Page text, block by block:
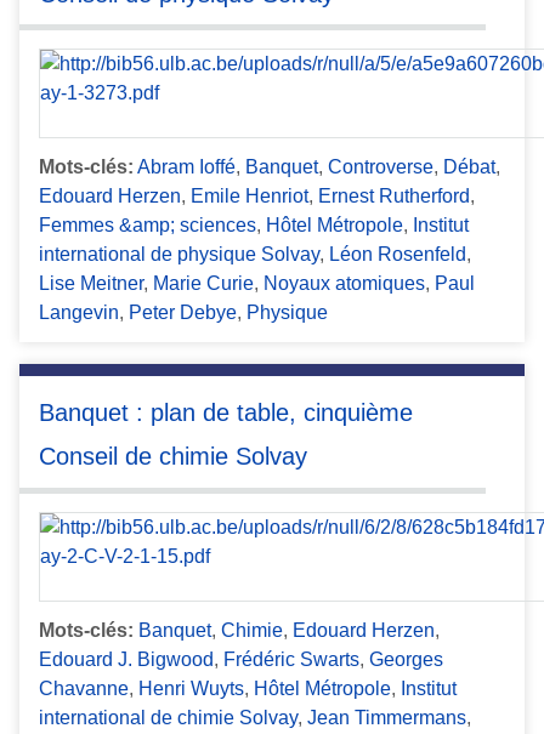
Mots-clés: Abram Ioffé, Banquet, Controverse, Débat,
Edouard Herzen, Emile Henriot, Ernest Rutherford,
Femmes &amp; sciences, Hôtel Métropole, Institut
international de physique Solvay, Léon Rosenfeld,
Lise Meitner, Marie Curie, Noyaux atomiques, Paul
Langevin, Peter Debye, Physique
Banquet : plan de table, cinquième
Conseil de chimie Solvay
Mots-clés: Banquet, Chimie, Edouard Herzen,
Edouard J. Bigwood, Frédéric Swarts, Georges
Chavanne, Henri Wuyts, Hôtel Métropole, Institut
international de chimie Solvay, Jean Timmermans,